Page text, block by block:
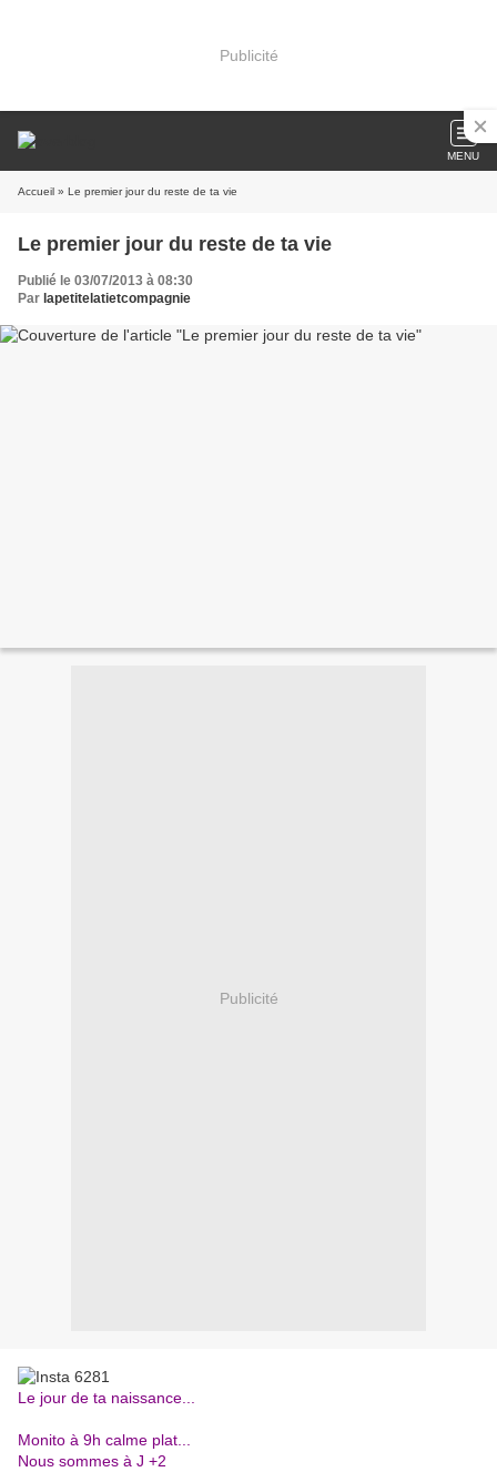
Publicité
MENU
Accueil » Le premier jour du reste de ta vie
Le premier jour du reste de ta vie
Publié le 03/07/2013 à 08:30
Par lapetitelatietcompagnie
Publicité
Le jour de ta naissance...
Monito à 9h calme plat...
Nous sommes à J +2